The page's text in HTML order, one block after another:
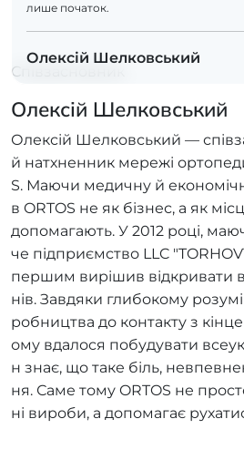
лише початок.
Олексій Шелковський
Співзасновник
Олексій Шелковський
Олексій Шелковський —
й натхненник мережі
S. Маючи медичну й
в ORTOS не як бізнес, а як
допомагають. У 2012 році,
че підприємство LLC
першим вирішив відкривати
нів. Завдяки глибокому
робництва до контакту з
ому вдалося побудувати
н знає, що таке біль,
ня. Саме тому ORTOS не
ні вироби, а допомагає